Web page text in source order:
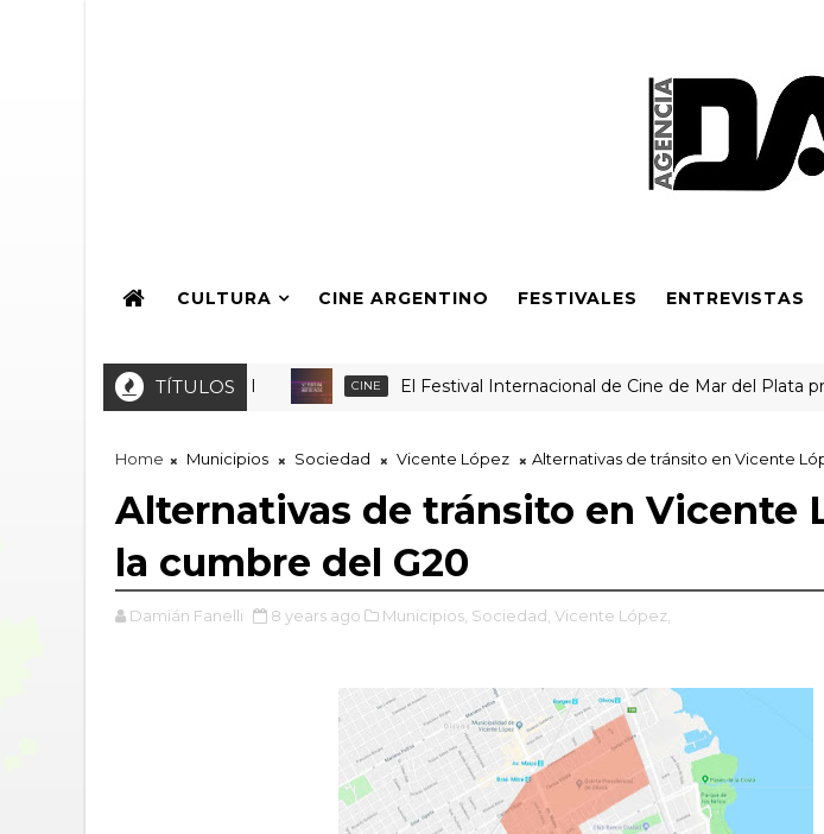
CULTURA CINE ARGENTINO FESTIVALES ENTREVISTAS
TÍTULOS CINE El Festival Internacional de Cine de Mar del Plata
Home Municipios Sociedad Vicente López Alternativas de tránsito en Vicente
Alternativas de tránsito en Vicente
la cumbre del G20
Damián Fanelli 8 years ago Municipios, Sociedad, Vicente López,